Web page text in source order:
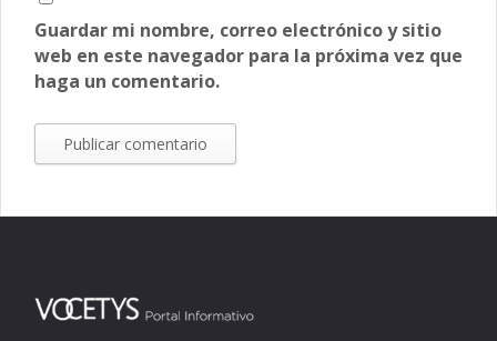
Guardar mi nombre, correo electrónico y sitio
web en este navegador para la próxima vez que
haga un comentario.